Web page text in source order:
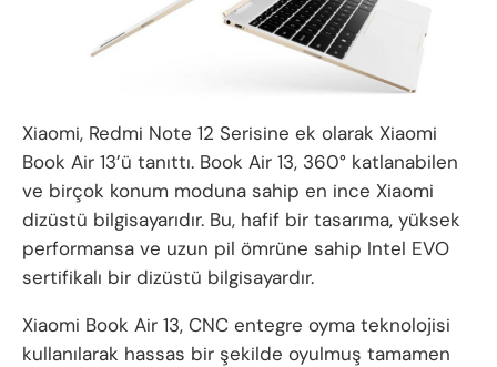
Xiaomi, Redmi Note 12 Serisine ek olarak Xiaomi
Book Air 13’ü tanıttı. Book Air 13, 360° katlanabilen
ve birçok konum moduna sahip en ince Xiaomi
dizüstü bilgisayarıdır. Bu, hafif bir tasarıma, yüksek
performansa ve uzun pil ömrüne sahip Intel EVO
sertifikalı bir dizüstü bilgisayardır.
Xiaomi Book Air 13, CNC entegre oyma teknolojisi
kullanılarak hassas bir şekilde oyulmuş tamamen